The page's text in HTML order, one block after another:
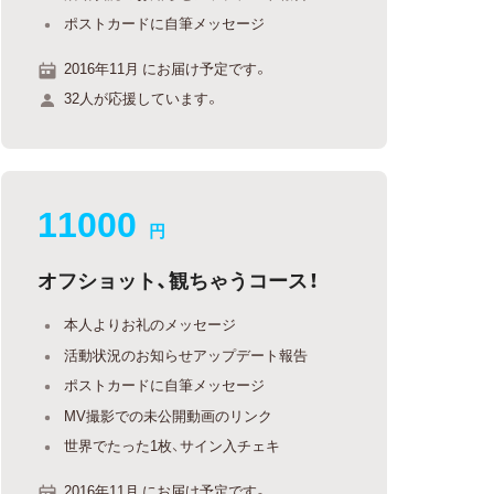
ポストカードに自筆メッセージ
2016年11月 にお届け予定です。
32人が応援しています。
11000 円
オフショット、観ちゃうコース！
本人よりお礼のメッセージ
活動状況のお知らせアップデート報告
ポストカードに自筆メッセージ
MV撮影での未公開動画のリンク
世界でたった1枚、サイン入チェキ
2016年11月 にお届け予定です。